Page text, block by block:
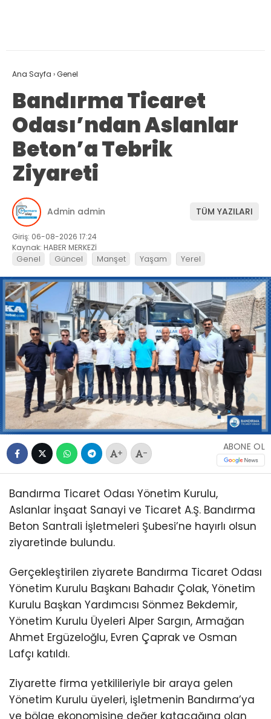
Ana Sayfa ›Genel
Bandırma Ticaret
Odası’ndan Aslanlar
Beton’a Tebrik
Ziyareti
Admin admin TÜM YAZILARI
Giriş: 06-08-2026 17:24
Kaynak: HABER MERKEZİ
Genel Güncel Manşet Yaşam Yerel
+ -
ABONE OL
Bandırma Ticaret Odası Yönetim Kurulu,
Aslanlar İnşaat Sanayi ve Ticaret A.Ş. Bandırma
Beton Santrali İşletmeleri Şubesi’ne hayırlı olsun
ziyaretinde bulundu.
Gerçekleştirilen ziyarete Bandırma Ticaret Odası
Yönetim Kurulu Başkanı Bahadır Çolak, Yönetim
Kurulu Başkan Yardımcısı Sönmez Bekdemir,
Yönetim Kurulu Üyeleri Alper Sargın, Armağan
Ahmet Ergüzeloğlu, Evren Çaprak ve Osman
Lafçı katıldı.
Ziyarette firma yetkilileriyle bir araya gelen
Yönetim Kurulu üyeleri, işletmenin Bandırma’ya
ve bölge ekonomisine değer katacağına olan